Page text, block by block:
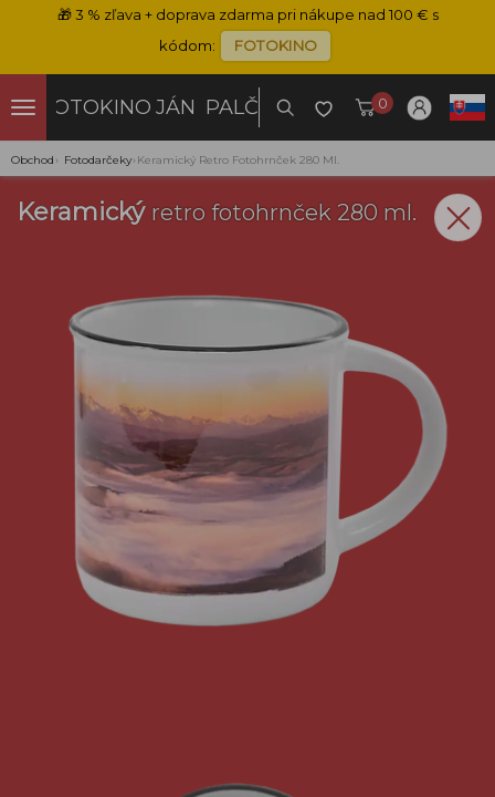
🎁3 % zľava + doprava zdarma pri nákupe nad 100 € s
kódom:
FOTOKINO
FOTOKINO JÁN PALČO 0
Obchod › Fotodarčeky› Keramický Retro Fotohrnček 280 Ml.
Keramický retro fotohrnček 280 ml.